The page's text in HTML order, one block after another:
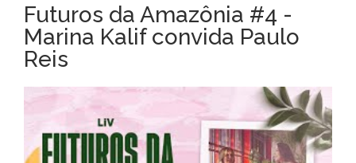
Futuros da Amazônia #4 -
Marina Kalif convida Paulo
Reis